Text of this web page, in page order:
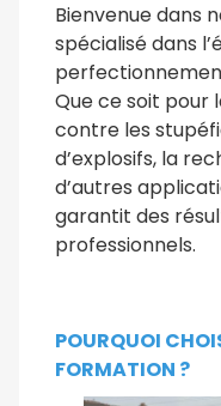
Bienvenue dans
spécialisé dans
Que ce soit pour
contre les
d’explosifs, la
d’autres
garantit des
professionnels.
POURQUOI
FORMATION ?